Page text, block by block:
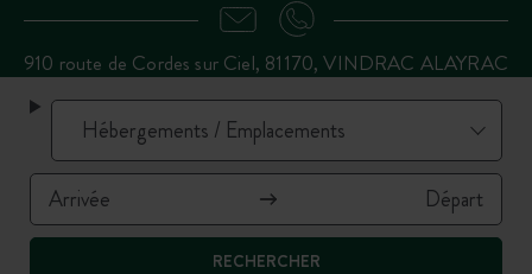
RECHERCHER
910 route de Cordes sur Ciel, 81170, VINDRAC ALAYRAC